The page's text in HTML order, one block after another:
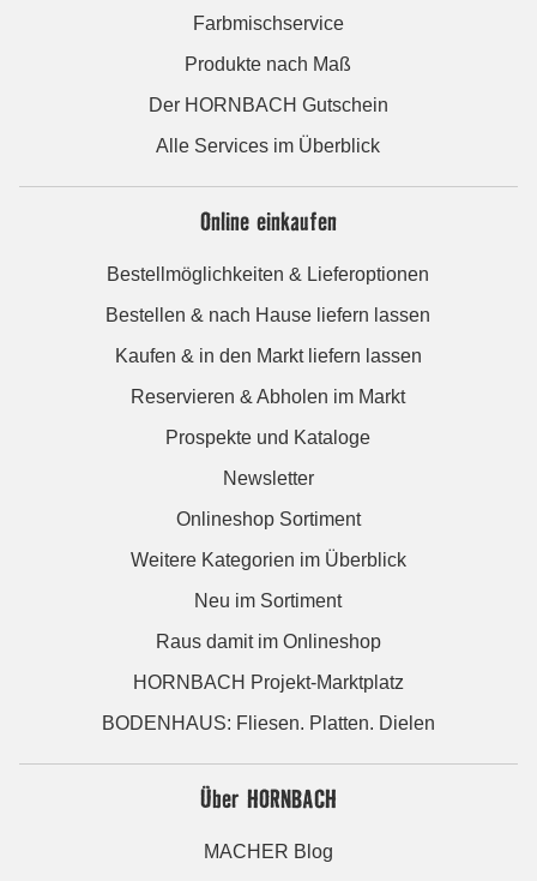
Farbmischservice
Produkte nach Maß
Der HORNBACH Gutschein
Alle Services im Überblick
Online einkaufen
Bestellmöglichkeiten & Lieferoptionen
Bestellen & nach Hause liefern lassen
Kaufen & in den Markt liefern lassen
Reservieren & Abholen im Markt
Prospekte und Kataloge
Newsletter
Onlineshop Sortiment
Weitere Kategorien im Überblick
Neu im Sortiment
Raus damit im Onlineshop
HORNBACH Projekt-Marktplatz
BODENHAUS: Fliesen. Platten. Dielen
Über HORNBACH
MACHER Blog